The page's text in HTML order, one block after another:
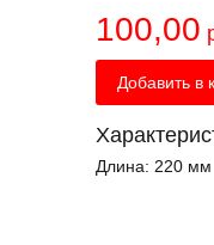
100,00
Добавить в
Длина: 220 мм